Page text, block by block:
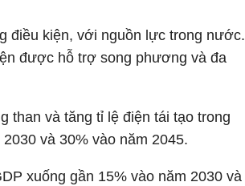
điều kiện, với nguồn lực trong nước.
được hỗ trợ song phương và đa
than và tăng tỉ lệ điện tái tạo trong
và 30% vào năm 2045.
xuống gần 15% vào năm 2030 và